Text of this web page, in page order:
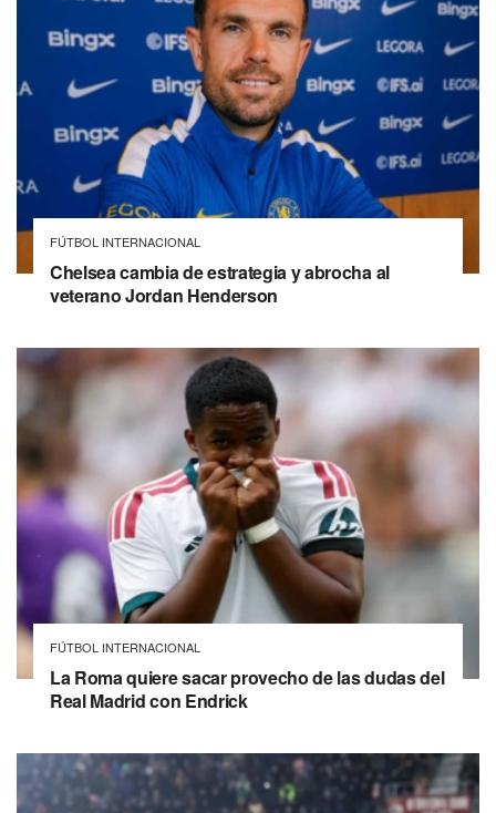
FÚTBOL INTERNACIONAL
Chelsea cambia de estrategia y abrocha al
veterano Jordan Henderson
FÚTBOL INTERNACIONAL
La Roma quiere sacar provecho de las dudas del
Real Madrid con Endrick